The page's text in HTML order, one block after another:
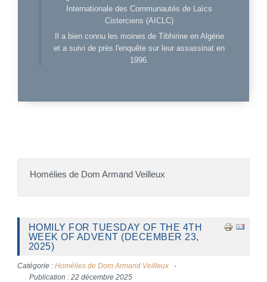
Internationale des Communautés de Laïcs
Cisterciens (AICLC)
Il a bien connu les moines de Tibhirine en Algérie
et a suivi de près l'enquête sur leur assassinat en
1996.
Homélies de Dom Armand Veilleux
HOMILY FOR TUESDAY OF THE 4TH
WEEK OF ADVENT (DECEMBER 23,
2025)
Catégorie : Homélies de Dom Armand Veilleux
Publication : 22 décembre 2025